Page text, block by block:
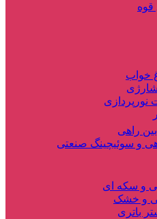
قوه
خواب
نورپردازی
بین راهی
و سوئیچینگ صنعتی
و سکه ای
و خشک
باتری